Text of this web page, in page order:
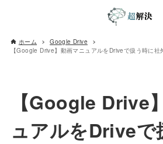
ホーム
Google Drive
【Google Drive
ュアルをDriveで